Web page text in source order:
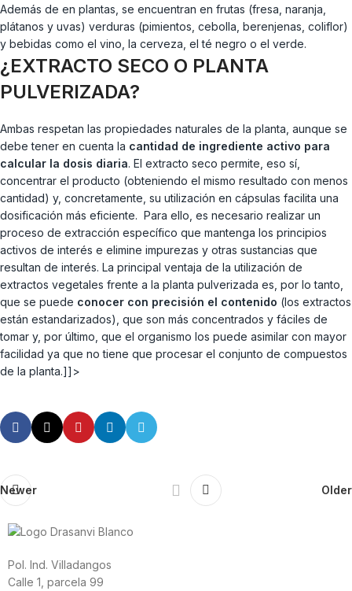
Además de en plantas, se encuentran en frutas (fresa, naranja,
plátanos y uvas) verduras (pimientos, cebolla, berenjenas, coliflor)
y bebidas como el vino, la cerveza, el té negro o el verde.
¿EXTRACTO SECO O PLANTA
PULVERIZADA?
Ambas respetan las propiedades naturales de la planta, aunque se
debe tener en cuenta la cantidad de ingrediente activo para
calcular la dosis diaria. El extracto seco permite, eso sí,
concentrar el producto (obteniendo el mismo resultado con menos
cantidad) y, concretamente, su utilización en cápsulas facilita una
dosificación más eficiente. Para ello, es necesario realizar un
proceso de extracción específico que mantenga los principios
activos de interés e elimine impurezas y otras sustancias que
resultan de interés. La principal ventaja de la utilización de
extractos vegetales frente a la planta pulverizada es, por lo tanto,
que se puede conocer con precisión el contenido (los extractos
están estandarizados), que son más concentrados y fáciles de
tomar y, por último, que el organismo los puede asimilar con mayor
facilidad ya que no tiene que procesar el conjunto de compuestos
de la planta.]]>
Newer Older
Pol. Ind. Villadangos
Calle 1, parcela 99